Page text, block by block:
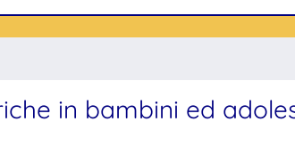
in bambini ed